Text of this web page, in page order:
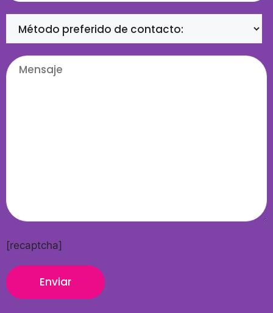
[recaptcha]